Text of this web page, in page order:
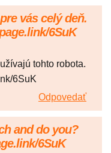
vás celý deň.
6SuK
tohto robota.
6SuK
Odpovedať
and do you?
6SuK